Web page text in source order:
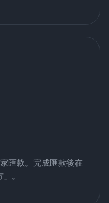
匯款。完成匯款後在
。